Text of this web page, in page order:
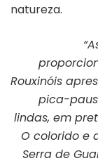
natureza.
Rouxinóis
pica-
lindas, em
O colorido e
Serra de